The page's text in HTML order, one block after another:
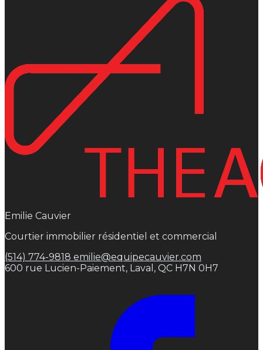
Emilie Cauvier
Courtier immobilier résidentiel et commercial
(514) 774-9818 emilie@equipecauvier.com
600 rue Lucien-Paiement, Laval, QC H7N 0H7